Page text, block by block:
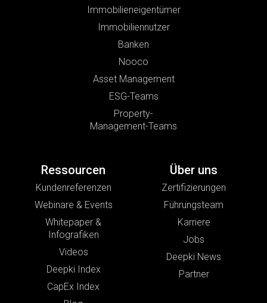
Immobilieneigentümer
Immobiliennutzer
Banken
Nooco
Asset Management
ESG-Teams
Property-
Management-Teams
Ressourcen
Kundenreferenzen
Webinare & Events
Whitepaper &
Infografiken
Videos
Deepki Index
CapEx Index
Über uns
Zertifizierungen
Führungsteam
Karriere
Jobs
Deepki News
Partner